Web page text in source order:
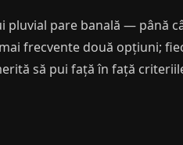
pluvial pare banală — până
frecvente două opțiuni;
să pui față în față